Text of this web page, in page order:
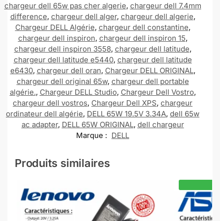
chargeur dell 65w pas cher algerie, chargeur dell 7.4mm
difference, chargeur dell alger, chargeur dell algerie,
Chargeur DELL Algérie, chargeur dell constantine,
chargeur dell inspiron, chargeur dell inspiron 15,
chargeur dell inspiron 3558, chargeur dell latitude,
chargeur dell latitude e5440, chargeur dell latitude
e6430, chargeur dell oran, Chargeur DELL ORIGINAL,
chargeur dell original 65w, chargeur dell portable
algérie., Chargeur DELL Studio, Chargeur Dell Vostro,
chargeur dell vostros, Chargeur Dell XPS, chargeur
ordinateur dell algérie, DELL 65W 19.5V 3.34A, dell 65w
ac adapter, DELL 65W ORIGINAL, dell chargeur
Marque : DELL
Produits similaires